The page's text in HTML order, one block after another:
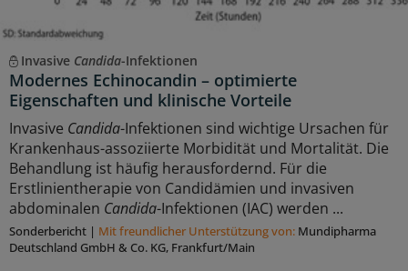
Invasive Candida-Infektionen
Modernes Echinocandin – optimierte
Eigenschaften und klinische Vorteile
Invasive Candida-Infektionen sind wichtige Ursachen für
Krankenhaus-assoziierte Morbidität und Mortalität. Die
Behandlung ist häufig herausfordernd. Für die
Erstlinientherapie von Candidämien und invasiven
abdominalen Candida-Infektionen (IAC) werden ...
Sonderbericht | Mit freundlicher Unterstützung von: Mundipharma
Deutschland GmbH & Co. KG, Frankfurt/Main